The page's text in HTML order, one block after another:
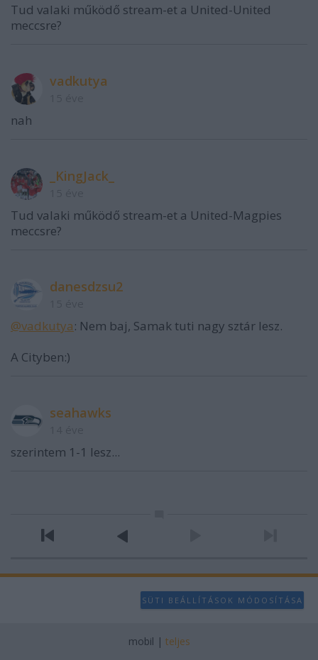
Tud valaki működő stream-et a United-United
meccsre?
vadkutya
nah
_KingJack_
Tud valaki működő stream-et a United-Magpies
meccsre?
danesdzsu2
@vadkutya: Nem baj, Samak tuti nagy sztár lesz.
A Cityben:)
seahawks
szerintem 1-1 lesz...
SÜTI BEÁLLÍTÁSOK MÓDOSÍTÁSA
mobil | teljes